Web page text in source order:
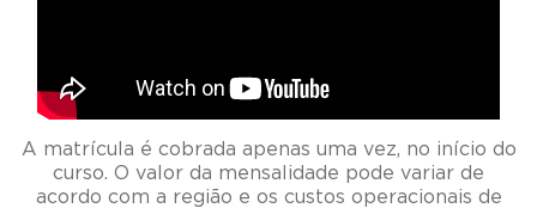
A matrícula é cobrada apenas uma vez, no início do
curso. O valor da mensalidade pode variar de
acordo com a região e os custos operacionais de